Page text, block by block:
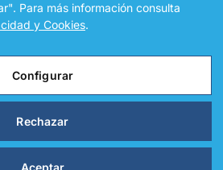
Para más información consulta
y Cookies.
Configurar
Rechazar
Aceptar
de Privacidad y Cookies
Configurar